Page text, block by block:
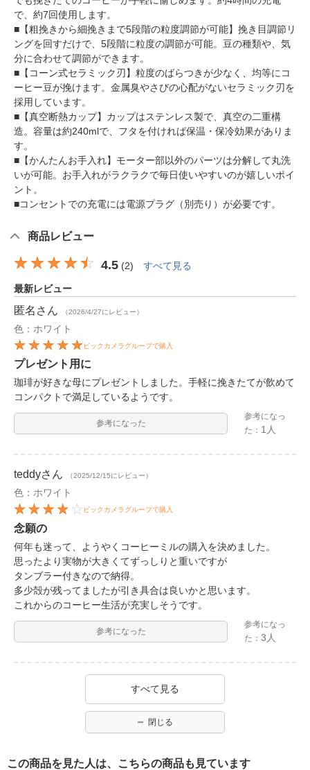
で、約7回使用します。
■【粗挽きから細挽きまで5段階の粒度調節が可能】挽き目調節リ
ングを回すだけで、5段階に粒度の調節が可能。豆の種類や、気
分に合わせて調節ができます。
■【コーン式セラミック刃】粒度のばらつきが少なく、均等にコ
ーヒー豆が挽けます。金属臭やさびの心配がないセラミック刃を
採用しています。
■【真空断熱カップ】カップはステンレス製で、真空の二重構
造。容量は約240mlで、フタを付ければ保温・保冷効果がありま
す。
■【かんたんお手入れ】モーター部以外のパーツは分解して丸洗
いが可能。お手入れがラクラクで毎日使いやすいのが嬉しいポイ
ント。
■コンセントでの充電には電源プラグ（別売り）が必要です。
商品レビュー
4.5 (2) すべて見る
最新レビュー
匿名 さん （2026/4/27にレビュー）
色：ホワイト
ビックカメラグループで購入
プレゼント用に
珈琲が好きな母にプレゼントしました。手軽に挽きたてが飲めて
コンパクトで満足しているようです。
参考になった
参考になっ
た： 1人
teddyさん （2025/12/15にレビュー）
色：ホワイト
ビックカメラグループで購入
念願の
何年も迷って、ようやくコーヒーミルの購入を決めました。
思ったより実物が大きくてずっしりと重いですが
タンブラー付きなので納得。
多少殻が残ってましたが引き具合は良いかと思います。
これからのコーヒー生活が充実しそうです。
参考になった
参考になっ
た：3人
すべて見る
閉じる
この商品を見た人は、こちらの商品も見ています